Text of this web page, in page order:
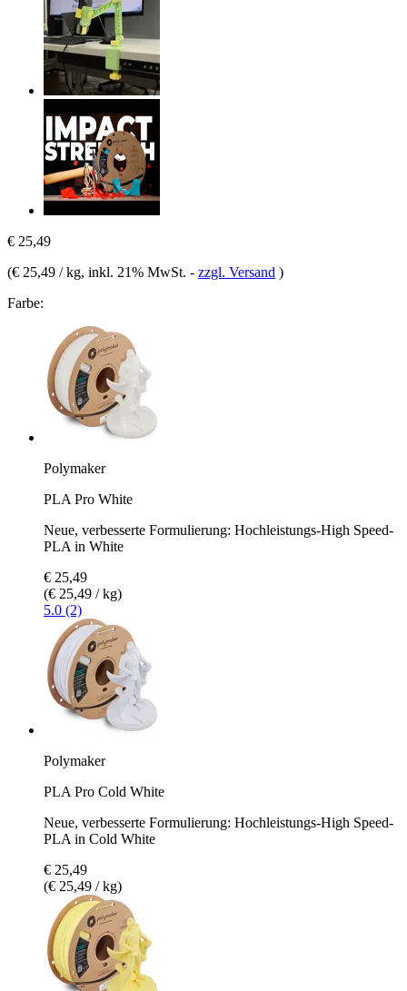
€ 25,49
(€ 25,49 / kg, inkl. 21% MwSt. - zzgl. Versand )
Farbe:
Polymaker
PLA Pro White
Neue, verbesserte Formulierung: Hochleistungs-High Speed-
PLA in White
€ 25,49
(€ 25,49 / kg)
5.0 (2)
Polymaker
PLA Pro Cold White
Neue, verbesserte Formulierung: Hochleistungs-High Speed-
PLA in Cold White
€ 25,49
(€ 25,49 / kg)